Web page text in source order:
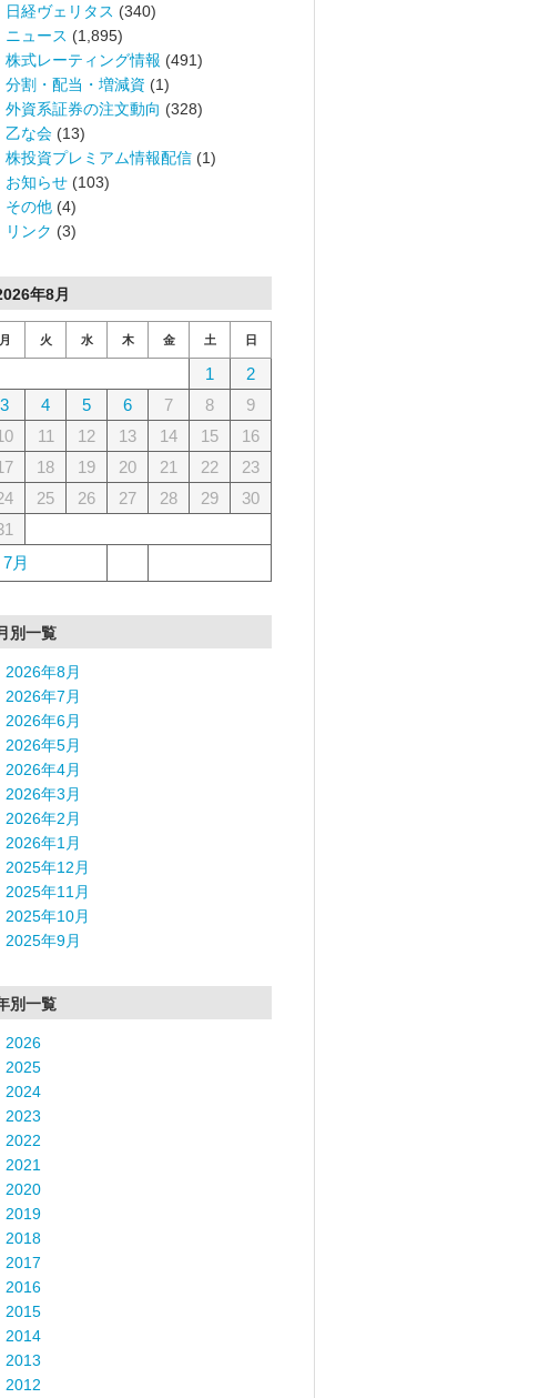
日経ヴェリタス (340)
ニュース (1,895)
株式レーティング情報 (491)
分割・配当・増減資 (1)
外資系証券の注文動向 (328)
乙な会 (13)
株投資プレミアム情報配信 (1)
お知らせ (103)
その他 (4)
リンク (3)
年8月
月 火 水 木 金 土 日
月
1
2
3
4 5 6 7 8
9
11 12 13 14 15
16
18 19 20 21 22
23
25 26 27 28 29
30
別一覧
2026年8月
2026年7月
2026年6月
2026年5月
2026年4月
2026年3月
2026年2月
2026年1月
2025年12月
2025年11月
2025年10月
2025年9月
別一覧
2026
2025
2024
2023
2022
2021
2020
2019
2018
2017
2016
2015
2014
2013
2012